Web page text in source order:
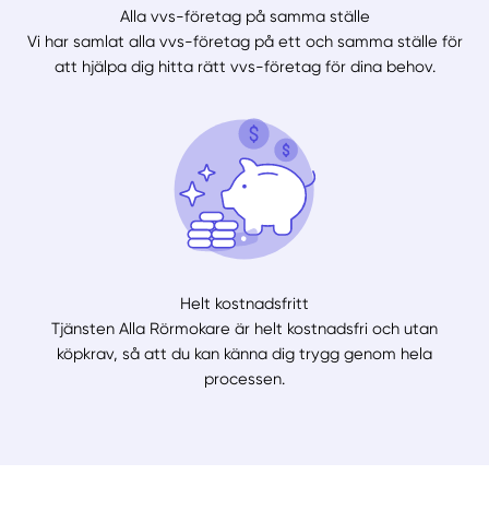
Alla vvs-företag på samma ställe
Vi har samlat alla vvs-företag på ett och samma ställe för
att hjälpa dig hitta rätt vvs-företag för dina behov.
Helt kostnadsfritt
Tjänsten Alla Rörmokare är helt kostnadsfri och utan
köpkrav, så att du kan känna dig trygg genom hela
processen.